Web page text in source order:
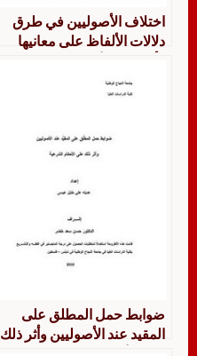
اختلاف الأصوليين في طرق
دلالات الألفاظ على معانيها
ضوابط حمل المطلق على
المقيد عند الأصوليين وأثر ذلك